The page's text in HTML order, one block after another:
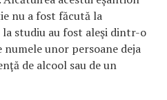
nu a fost făcută la
studiu au fost aleşi dintr-o
numele unor persoane deja
de alcool sau de un